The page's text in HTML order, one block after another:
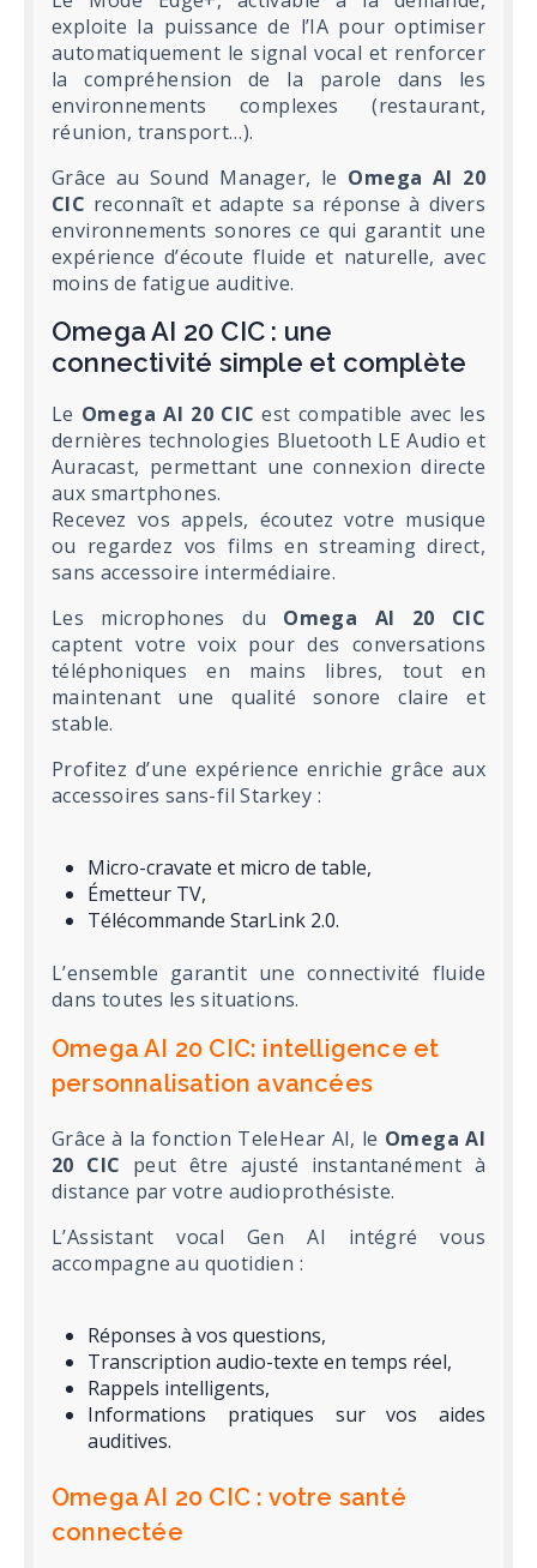
exploite la puissance de l’IA pour optimiser
automatiquement le signal vocal et renforcer
la compréhension de la parole dans les
environnements complexes (restaurant,
réunion, transport…).
Grâce au Sound Manager, le Omega AI 20
CIC reconnaît et adapte sa réponse à divers
environnements sonores ce qui garantit une
expérience d’écoute fluide et naturelle, avec
moins de fatigue auditive.
Omega AI 20 CIC : une
connectivité simple et complète
Le Omega AI 20 CIC est compatible avec les
dernières technologies Bluetooth LE Audio et
Auracast, permettant une connexion directe
aux smartphones.
Recevez vos appels, écoutez votre musique
ou regardez vos films en streaming direct,
sans accessoire intermédiaire.
Les microphones du Omega AI 20 CIC
captent votre voix pour des conversations
téléphoniques en mains libres, tout en
maintenant une qualité sonore claire et
stable.
Profitez d’une expérience enrichie grâce aux
accessoires sans-fil Starkey :
Micro-cravate et micro de table,
Émetteur TV,
Télécommande StarLink 2.0.
L’ensemble garantit une connectivité fluide
dans toutes les situations.
Omega AI 20 CIC: intelligence et
personnalisation avancées
Grâce à la fonction TeleHear AI, le Omega AI
20 CIC peut être ajusté instantanément à
distance par votre audioprothésiste.
L’Assistant vocal Gen AI intégré vous
accompagne au quotidien :
Réponses à vos questions,
Transcription audio-texte en temps réel,
Rappels intelligents,
Informations pratiques sur vos aides
auditives.
Omega AI 20 CIC : votre santé
connectée